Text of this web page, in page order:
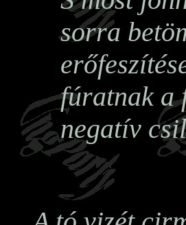
sorra
fúratnak a
negatív